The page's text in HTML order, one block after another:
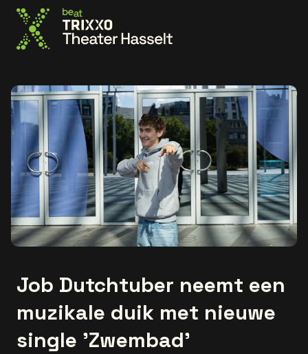
Job Dutchtuber neemt een
muzikale duik met nieuwe
single 'Zwembad'